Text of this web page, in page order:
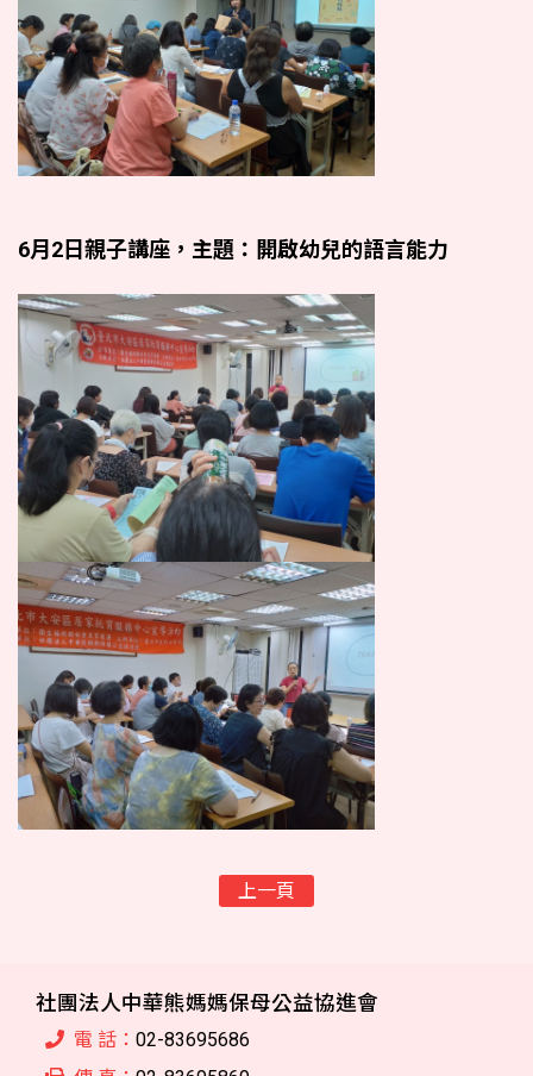
6月2日親子講座，主題：開啟幼兒的語言能力
上一頁
社團法人中華熊媽媽保母公益協進會
電 話： 02-83695686